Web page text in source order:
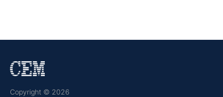
Copyright © 2026